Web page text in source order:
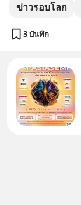
ข่าวรอบโลก
3 บันทึก